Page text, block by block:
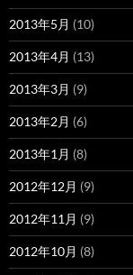
2013年5月 (10)
2013年4月 (13)
2013年3月 (9)
2013年2月 (6)
2013年1月 (8)
2012年12月 (9)
2012年11月 (9)
2012年10月 (8)